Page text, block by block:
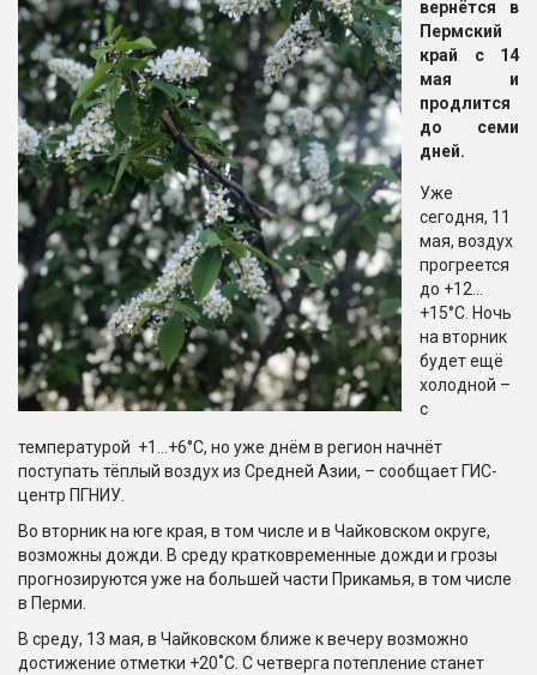
вернётся в
Пермский
край с 14
мая и
продлится
до семи
дней.
Уже
сегодня, 11
мая, воздух
прогреется
до +12…
+15°С. Ночь
на вторник
будет ещё
холодной –
с
температурой +1…+6°С, но уже днём в регион начнёт
поступать тёплый воздух из Средней Азии, – сообщает ГИС-
центр ПГНИУ.
Во вторник на юге края, в том числе и в Чайковском округе,
возможны дожди. В среду кратковременные дожди и грозы
прогнозируются уже на большей части Прикамья, в том числе
в Перми.
В среду, 13 мая, в Чайковском ближе к вечеру возможно
достижение отметки +20˚С. С четверга потепление станет